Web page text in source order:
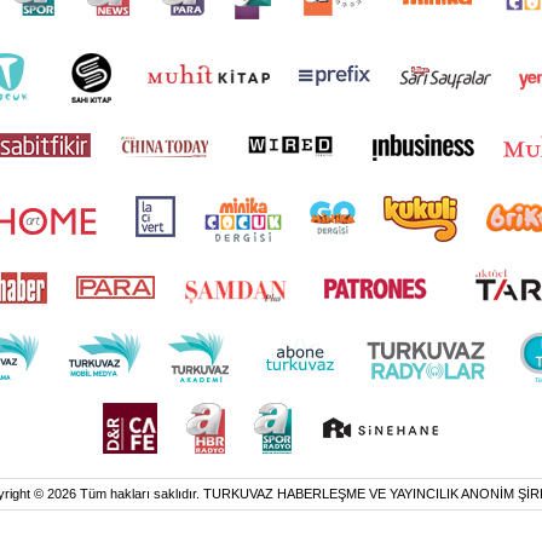
© 2026 Tüm hakları saklıdır. TURKUVAZ HABERLEŞME VE YAYINCILIK ANONİM